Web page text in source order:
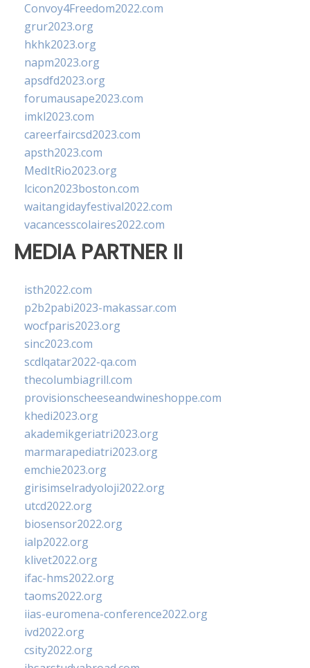
Convoy4Freedom2022.com
grur2023.org
hkhk2023.org
napm2023.org
apsdfd2023.org
forumausape2023.com
imkl2023.com
careerfaircsd2023.com
apsth2023.com
MedItRio2023.org
lcicon2023boston.com
waitangidayfestival2022.com
vacancesscolaires2022.com
MEDIA PARTNER II
isth2022.com
p2b2pabi2023-makassar.com
wocfparis2023.org
sinc2023.com
scdlqatar2022-qa.com
thecolumbiagrill.com
provisionscheeseandwineshoppe.com
khedi2023.org
akademikgeriatri2023.org
marmarapediatri2023.org
emchie2023.org
girisimselradyoloji2022.org
utcd2022.org
biosensor2022.org
ialp2022.org
klivet2022.org
ifac-hms2022.org
taoms2022.org
iias-euromena-conference2022.org
ivd2022.org
csity2022.org